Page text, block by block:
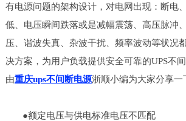
有电源问题的架构设计，对电网出现：断电
低、电压瞬间跌落或是减幅震荡、高压脉冲
压、谐波失真、杂波干扰、频率波动等状况
决方案，为用户负载提供安全可靠的UPS不
由重庆ups不间断电源浙顺小编为大家分享一
●额定电压与供电标准电压不匹配